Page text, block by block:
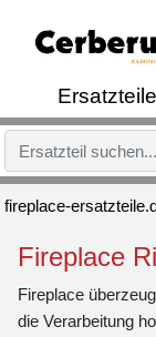
fireplace-
Fireplace
Fireplace
die Verarbeitung